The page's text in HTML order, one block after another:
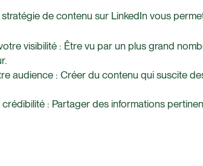
de contenu sur LinkedIn vous
visibilité : Être vu par un plus grand
audience : Créer du contenu qui suscite
: Partager des informations